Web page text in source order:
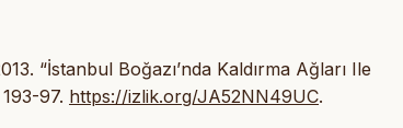
“İstanbul Boğazı’nda Kaldırma Ağları Ile
97. https://izlik.org/JA52NN49UC.